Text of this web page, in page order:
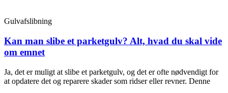
Gulvafslibning
Kan man slibe et parketgulv? Alt, hvad du skal vide
om emnet
Ja, det er muligt at slibe et parketgulv, og det er ofte nødvendigt for
at opdatere det og reparere skader som ridser eller revner. Denne